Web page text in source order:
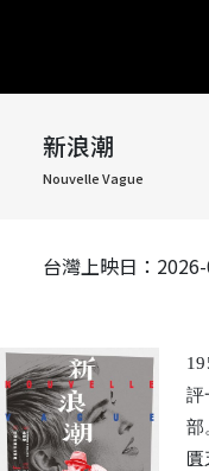
新浪潮
Nouvelle Vague
台灣上映日：
評
部